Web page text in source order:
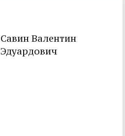
Савин Валентин
Эдуардович